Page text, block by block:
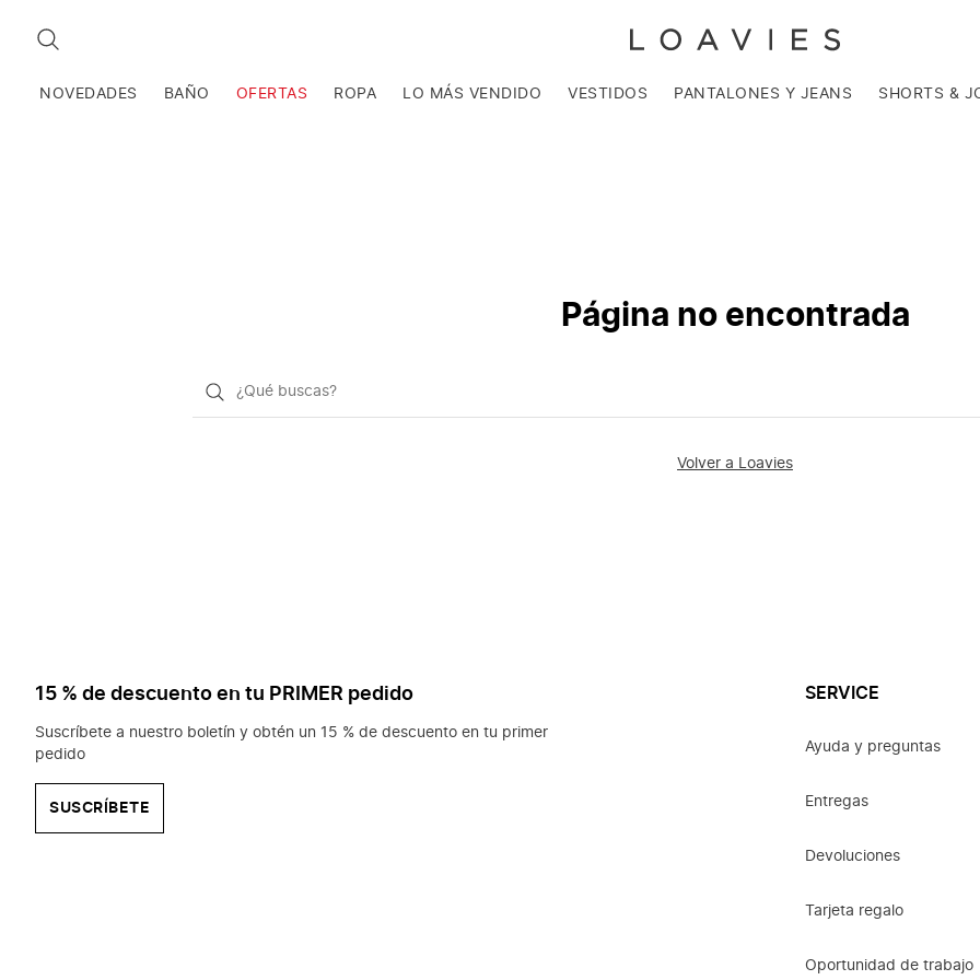
BUSCAR
NOVEDADES BAÑO OFERTAS ROPA LO MÁS VENDIDO VESTIDOS PANTALONES Y JEANS SHORTS &
Página no encontrada
¿Qué
Volver a Loavies
15 % de descuento en tu PRIMER pedido
Suscríbete a nuestro boletín y obtén un 15 % de descuento en tu primer
pedido
SUSCRÍBETE
SERVICE
Ayuda y preguntas
Entregas
Devoluciones
Tarjeta regalo
Oportunidad de trabajo